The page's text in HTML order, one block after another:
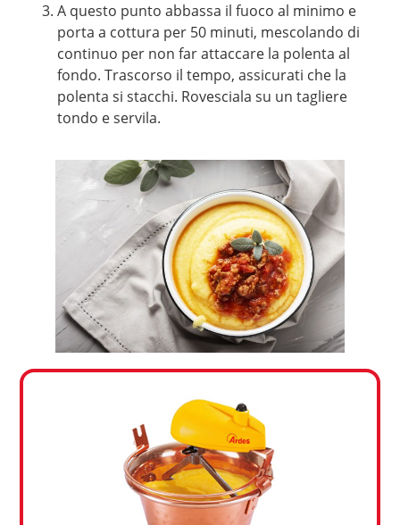
A questo punto abbassa il fuoco al minimo e
porta a cottura per 50 minuti, mescolando di
continuo per non far attaccare la polenta al
fondo. Trascorso il tempo, assicurati che la
polenta si stacchi. Rovesciala su un tagliere
tondo e servila.